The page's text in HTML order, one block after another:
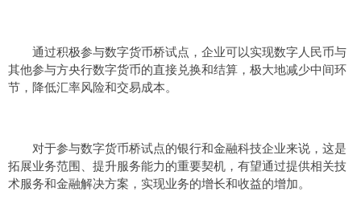
通过积极参与数字货币桥试点，企业可以实现数字人民币与
其他参与方央行数字货币的直接兑换和结算，极大地减少中间环
节，降低汇率风险和交易成本。
对于参与数字货币桥试点的银行和金融科技企业来说，这是
拓展业务范围、提升服务能力的重要契机，有望通过提供相关技
术服务和金融解决方案，实现业务的增长和收益的增加。